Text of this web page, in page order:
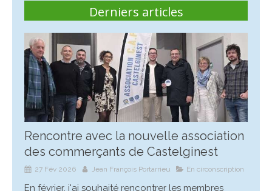
Derniers articles
Rencontre avec la nouvelle association
des commerçants de Castelginest
27 Fév 2026 Jean François Portarrieu En circonscription
En février, j'ai souhaité rencontrer les membres